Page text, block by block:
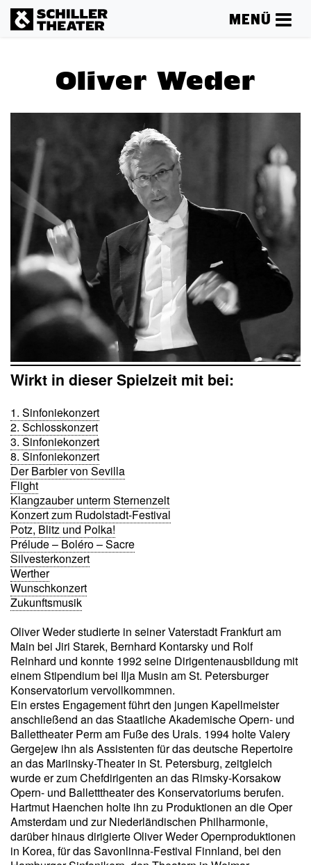
MENÜ
Oliver Weder
Wirkt in dieser Spielzeit mit bei:
1. Sinfoniekonzert
2. Schlosskonzert
3. Sinfoniekonzert
8. Sinfoniekonzert
Der Barbier von Sevilla
Flight
Klangzauber unterm Sternenzelt
Konzert zum Rudolstadt-Festival
Potz, Blitz und Polka!
Prélude – Boléro – Sacre
Silvesterkonzert
Werther
Wunschkonzert
Zukunftsmusik
Oliver Weder studierte in seiner Vaterstadt Frankfurt am
Main bei Jiri Starek, Bernhard Kontarsky und Rolf
Reinhard und konnte 1992 seine Dirigentenausbildung mit
einem Stipendium bei Ilja Musin am St. Petersburger
Konservatorium vervollkommnen.
Ein erstes Engagement führt den jungen Kapellmeister
anschließend an das Staatliche Akademische Opern- und
Ballettheater Perm am Fuße des Urals. 1994 holte Valery
Gergejew ihn als Assistenten für das deutsche Repertoire
an das Mariinsky-Theater in St. Petersburg, zeitgleich
wurde er zum Chefdirigenten an das Rimsky-Korsakow
Opern- und Balletttheater des Konservatoriums berufen.
Hartmut Haenchen holte ihn zu Produktionen an die Oper
Amsterdam und zur Niederländischen Philharmonie,
darüber hinaus dirigierte Oliver Weder Opernproduktionen
in Korea, für das Savonlinna-Festival Finnland, bei den